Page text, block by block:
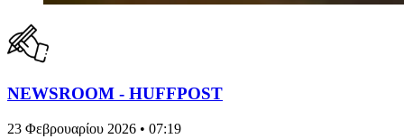
NEWSROOM - HUFFPOST
23 Φεβρουαρίου 2026 • 07:19